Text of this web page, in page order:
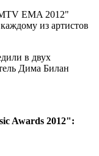
EMA 2012"
из артистов
в двух
Дима Билан
Awards 2012":